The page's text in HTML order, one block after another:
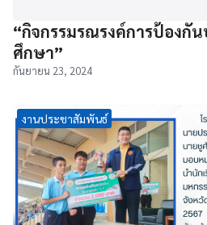
“กิจกรรมรณรงค์การป้องกั
ศึกษา”
กันยายน 23, 2024
งานประชาสัมพันธ์